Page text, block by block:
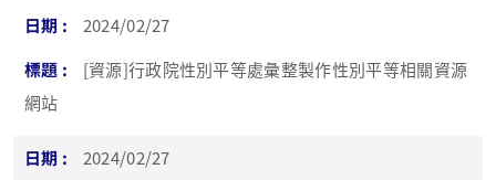
2024/02/27
[資源]行政院性別平等處彙整製作性別平等相關資源
網站
2024/02/27